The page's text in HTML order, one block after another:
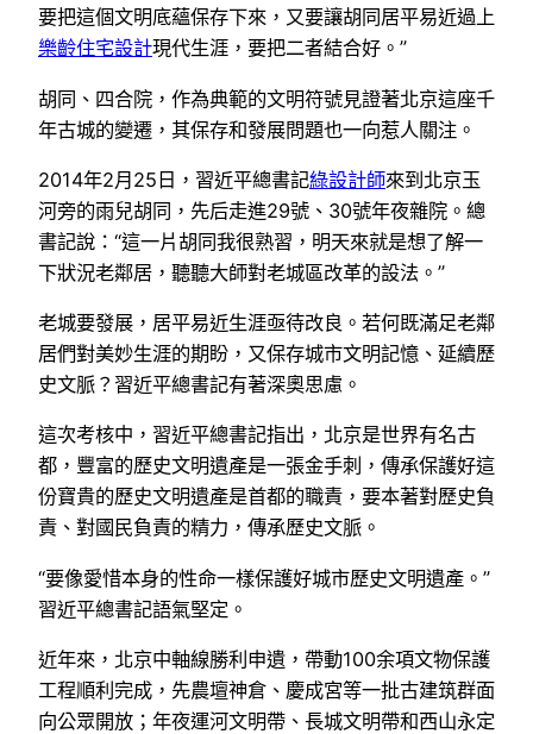
要把這個文明底蘊保存下來，又要讓胡同居平易近過上
樂齡住宅設計現代生涯，要把二者結合好。”
胡同、四合院，作為典範的文明符號見證著北京這座千
年古城的變遷，其保存和發展問題也一向惹人關注。
2014年2月25日，習近平總書記綠設計師來到北京玉
河旁的雨兒胡同，先后走進29號、30號年夜雜院。總
書記說：“這一片胡同我很熟習，明天來就是想了解一
下狀況老鄰居，聽聽大師對老城區改革的設法。”
老城要發展，居平易近生涯亟待改良。若何既滿足老鄰
居們對美妙生涯的期盼，又保存城市文明記憶、延續歷
史文脈？習近平總書記有著深奧思慮。
這次考核中，習近平總書記指出，北京是世界有名古
都，豐富的歷史文明遺產是一張金手刺，傳承保護好這
份寶貴的歷史文明遺產是首都的職責，要本著對歷史負
責、對國民負責的精力，傳承歷史文脈。
“要像愛惜本身的性命一樣保護好城市歷史文明遺產。”
習近平總書記語氣堅定。
近年來，北京中軸線勝利申遺，帶動100余項文物保護
工程順利完成，先農壇神倉、慶成宮等一批古建筑群面
向公眾開放；年夜運河文明帶、長城文明帶和西山永定